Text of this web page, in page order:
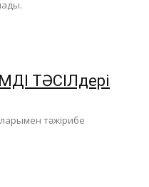
ТӘСІЛдері
тәжірибе